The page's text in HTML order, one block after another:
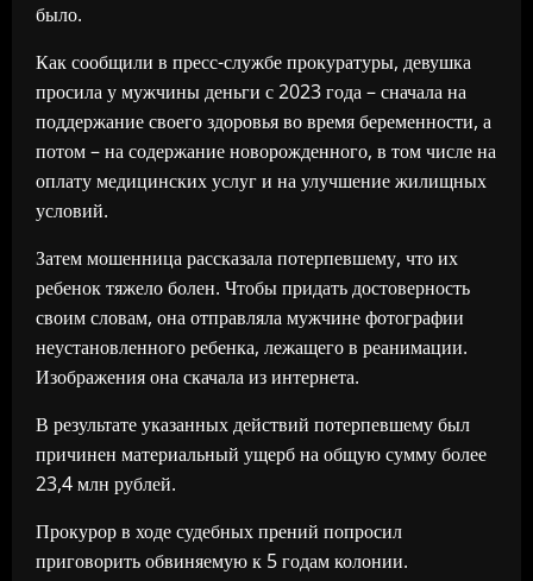
было.
Как сообщили в пресс-службе прокуратуры, девушка
просила у мужчины деньги с 2023 года – сначала на
поддержание своего здоровья во время беременности, а
потом – на содержание новорожденного, в том числе на
оплату медицинских услуг и на улучшение жилищных
условий.
Затем мошенница рассказала потерпевшему, что их
ребенок тяжело болен. Чтобы придать достоверность
своим словам, она отправляла мужчине фотографии
неустановленного ребенка, лежащего в реанимации.
Изображения она скачала из интернета.
В результате указанных действий потерпевшему был
причинен материальный ущерб на общую сумму более
23,4 млн рублей.
Прокурор в ходе судебных прений попросил
приговорить обвиняемую к 5 годам колонии.